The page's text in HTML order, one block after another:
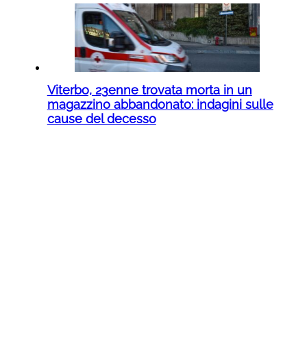
Viterbo, 23enne trovata morta in un
magazzino abbandonato: indagini sulle
cause del decesso